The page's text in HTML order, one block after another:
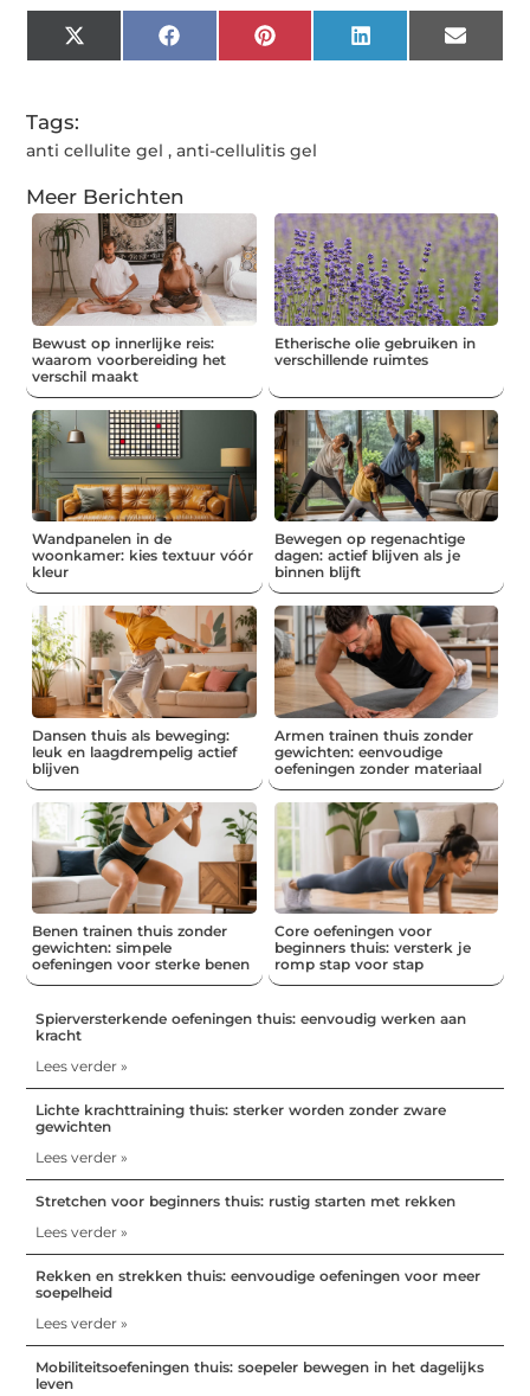
X
(Twitter)
FacebookPinterestLinkedInEmail
Tags:
anti cellulite gel ,anti-cellulitis gel
Meer Berichten
Bewust op innerlijke reis:
waarom voorbereiding het
verschil maakt
Etherische olie gebruiken in
verschillende ruimtes
Wandpanelen in de
woonkamer: kies textuur vóór
kleur
Bewegen op regenachtige
dagen: actief blijven als je
binnen blijft
Dansen thuis als beweging:
leuk en laagdrempelig actief
blijven
Armen trainen thuis zonder
gewichten: eenvoudige
oefeningen zonder materiaal
Benen trainen thuis zonder
gewichten: simpele
oefeningen voor sterke benen
Core oefeningen voor
beginners thuis: versterk je
romp stap voor stap
Spierversterkende oefeningen thuis: eenvoudig werken aan
kracht
Lees verder »
Lichte krachttraining thuis: sterker worden zonder zware
gewichten
Lees verder »
Stretchen voor beginners thuis: rustig starten met rekken
Lees verder »
Rekken en strekken thuis: eenvoudige oefeningen voor meer
soepelheid
Lees verder »
Mobiliteitsoefeningen thuis: soepeler bewegen in het dagelijks
leven